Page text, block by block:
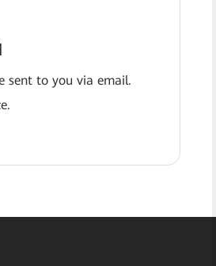
sent to you via email.